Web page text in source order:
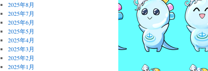
2025年8月
2025年7月
2025年6月
2025年5月
2025年4月
2025年3月
2025年2月
2025年1月